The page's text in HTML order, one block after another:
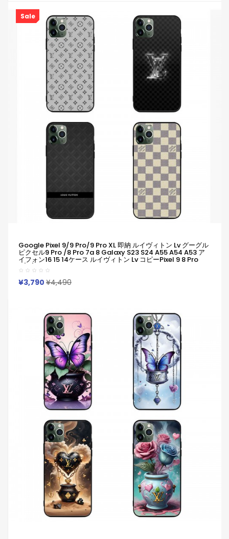
Sale
Google Pixel 9/9 Pro/9 Pro XL 即納 ルイヴィトン Lv グーグル
ピクセル9 Pro /8 Pro 7a 8 Galaxy S23 S24 A55 A54 A53 ア
イフォン16 15 14ケース ルイヴィトン Lv コピーPixel 9 8 Pro
6/7/6a Xperia 1v 10viケース ルイヴィトン Lv Google Pixel 6
7 8 8 Pro 9aケースギャラクシーS25 S24 S23 S22 S20+ Ultra
ケース
¥3,790 ¥4,490